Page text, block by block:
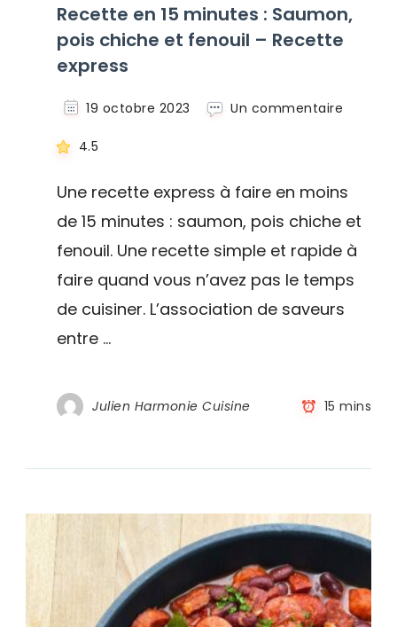
Recette en 15 minutes : Saumon,
pois chiche et fenouil – Recette
express
19 octobre 2023 Un commentaire
:
chiche
et
–
4.5
Une recette express à faire en moins
de 15 minutes : saumon, pois chiche et
fenouil. Une recette simple et rapide à
faire quand vous n’avez pas le temps
de cuisiner. L’association de saveurs
entre …
Julien Harmonie Cuisine 15 mins